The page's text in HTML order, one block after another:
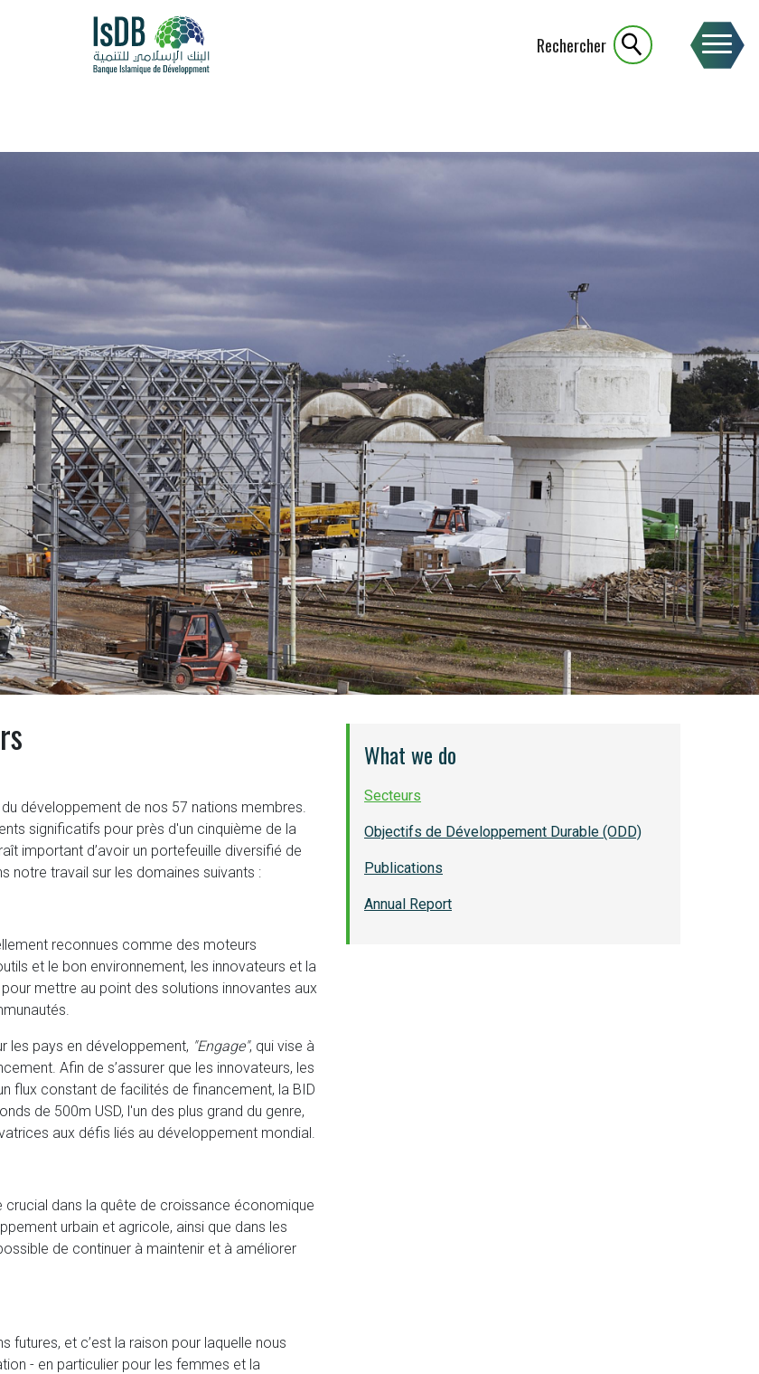
Rechercher
développement de nos 57 nations membres.
significatifs pour près d'un cinquième de la
important d’avoir un portefeuille diversifié de
notre travail sur les domaines suivants :
reconnues comme des moteurs
et le bon environnement, les innovateurs et la
mettre au point des solutions innovantes aux
les pays en développement, "Engage", qui vise à
Afin de s’assurer que les innovateurs, les
flux constant de facilités de financement, la BID
de 500m USD, l'un des plus grand du genre,
aux défis liés au développement mondial.
crucial dans la quête de croissance économique
urbain et agricole, ainsi que dans les
de continuer à maintenir et à améliorer
futures, et c’est la raison pour laquelle nous
- en particulier pour les femmes et la
What we do
Secteurs
Objectifs de Développement Durable (ODD)
Publications
Annual Report